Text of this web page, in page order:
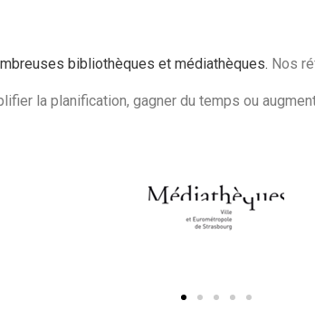
bibliothèques et médiathèques. Nos
la planification, gagner du temps ou